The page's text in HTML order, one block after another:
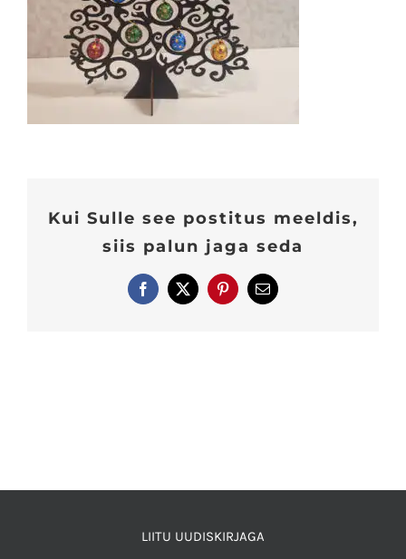
Kui Sulle see postitus meeldis,
siis palun jaga seda
Facebook
X PinterestE-
post
LIITU UUDISKIRJAGA